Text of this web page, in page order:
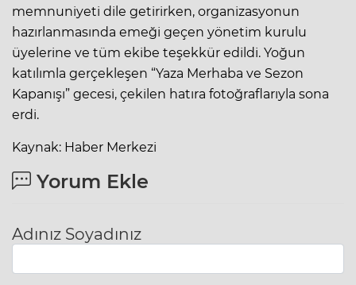
memnuniyeti dile getirirken, organizasyonun
hazırlanmasında emeği geçen yönetim kurulu
üyelerine ve tüm ekibe teşekkür edildi. Yoğun
katılımla gerçekleşen “Yaza Merhaba ve Sezon
Kapanışı” gecesi, çekilen hatıra fotoğraflarıyla sona
erdi.
Kaynak: Haber Merkezi
Yorum Ekle
Adınız Soyadınız